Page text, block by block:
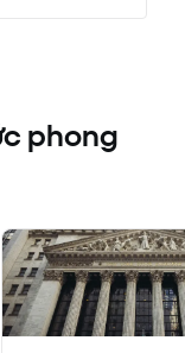
phong